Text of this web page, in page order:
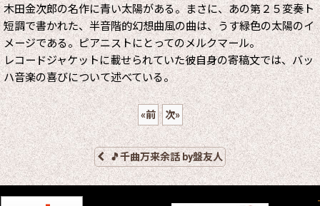
木田金次郎の名作に青い太陽がある。まさに、あの第２５変奏ト
短調で書かれた、半音階的幻想曲風の曲は、うす緑色の太陽のイ
メージである。ピアニストにとってのメルクマール。
レコードジャケットに載せられていた彼自身の寄稿文では、バッ
ハ音楽の喜びについて述べている。
«前 次»
🎵千曲万来余話 by盤友人